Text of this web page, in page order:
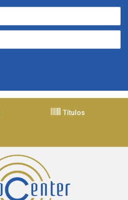
Títulos